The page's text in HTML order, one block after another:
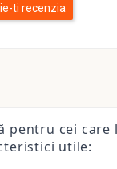
ti recenzia
pentru cei
utile: